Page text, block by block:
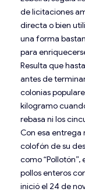
de licitaciones
directa o bien
una forma
para
Resulta que
antes de
colonias
kilogramo
rebasa ni los
Con esa entrega
colofón de su
como
pollos enteros
inició el 24 de